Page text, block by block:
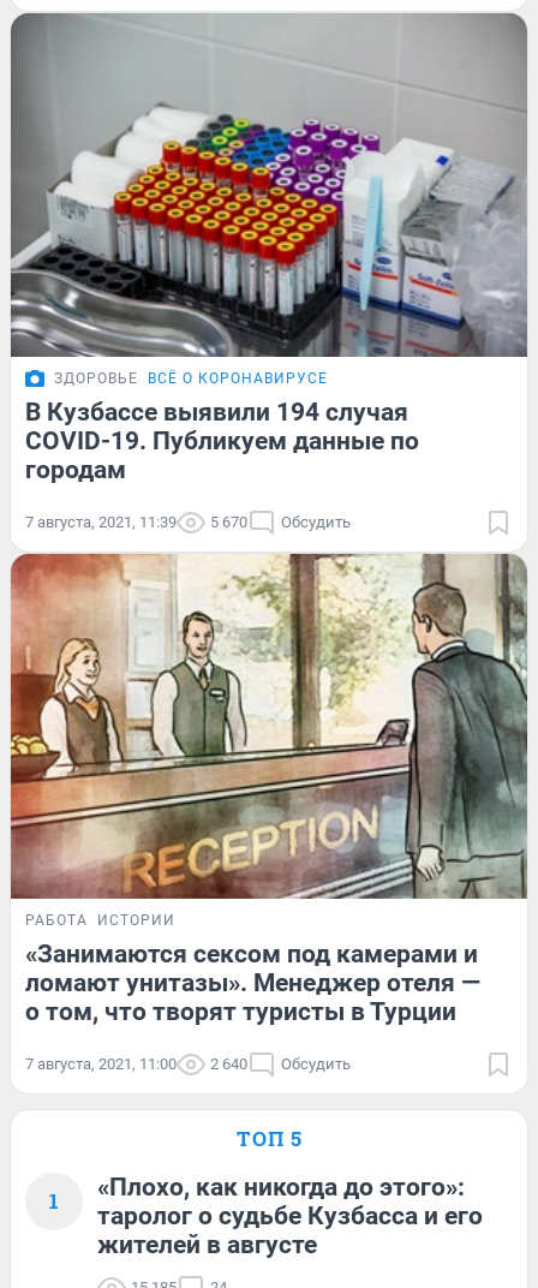
ЗДОРОВЬЕ ВСЁ О КОРОНАВИРУСЕ
В Кузбассе выявили 194 случая
COVID-19. Публикуем данные по
городам
7 августа, 2021, 11:39 5 670 Обсудить
РАБОТА ИСТОРИИ
«Занимаются сексом под камерами и
ломают унитазы». Менеджер отеля —
о том, что творят туристы в Турции
7 августа, 2021, 11:00 2 640 Обсудить
ТОП 5
1
«Плохо, как никогда до этого»:
таролог о судьбе Кузбасса и его
жителей в августе